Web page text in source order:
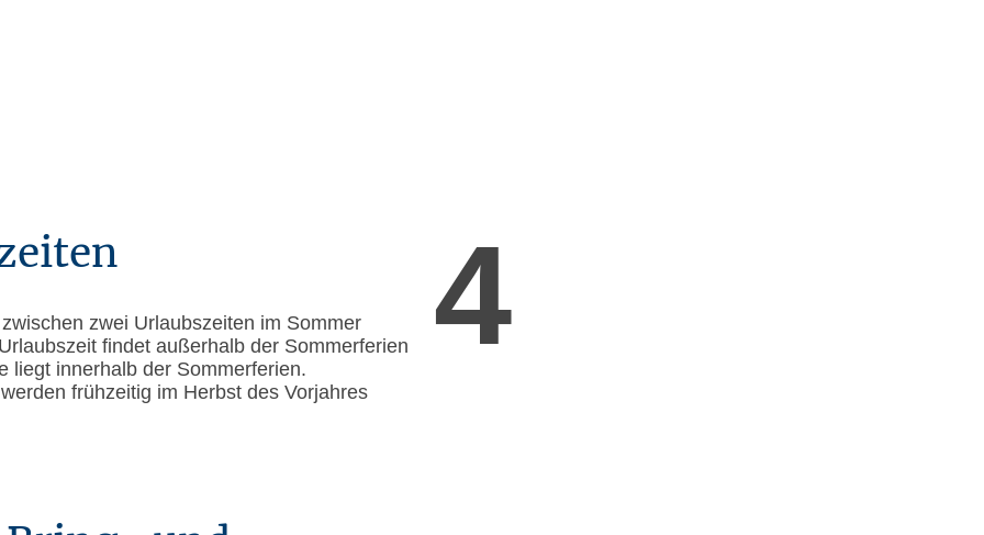
zwei Urlaubszeiten im Sommer
findet außerhalb der Sommerferien
liegt innerhalb der Sommerferien.
frühzeitig im Herbst des Vorjahres
4